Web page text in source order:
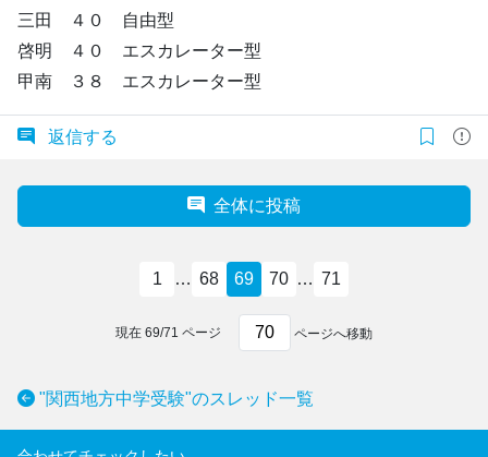
三田 ４０ 自由型
啓明 ４０ エスカレーター型
甲南 ３８ エスカレーター型
返信する
全体に投稿
1 … 68 69 70 … 71
現在 69/71 ページ ページへ移動
"関西地方中学受験"のスレッド一覧